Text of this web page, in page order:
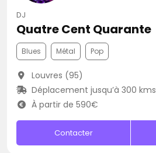
DJ
Quatre Cent Quarante
Blues Métal Pop
Louvres (95)
Déplacement jusqu’à 300 kms
À partir de 590€
Contacter